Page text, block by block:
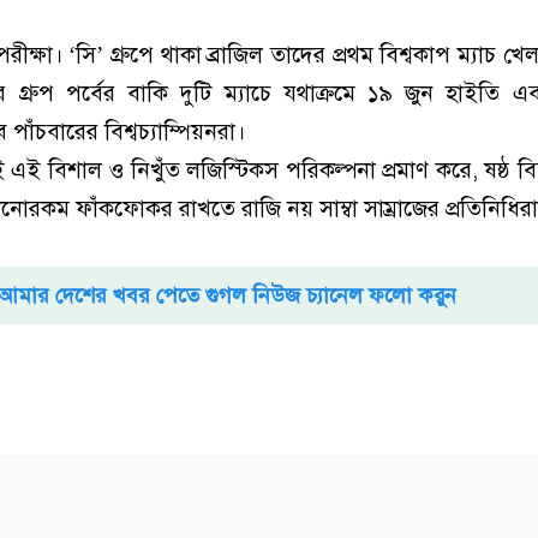
‘সি’ গ্রুপে থাকা ব্রাজিল তাদের প্রথম বিশ্বকাপ ম্যাচ
গ্রুপ পর্বের বাকি দুটি ম্যাচে যথাক্রমে ১৯ জুন হাইতি
বিশ্বচ্যাম্পিয়নরা।
বিশাল ও নিখুঁত লজিস্টিকস পরিকল্পনা প্রমাণ করে, ষষ্ঠ
ফাঁকফোকর রাখতে রাজি নয় সাম্বা সাম্রাজের
দেশের খবর পেতে গুগল নিউজ চ্যানেল ফলো করুন